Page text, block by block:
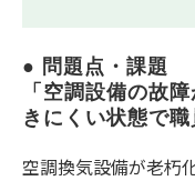
● 問題点・課題
「空調設備の故
きにくい状態で職
空調換気設備が老朽